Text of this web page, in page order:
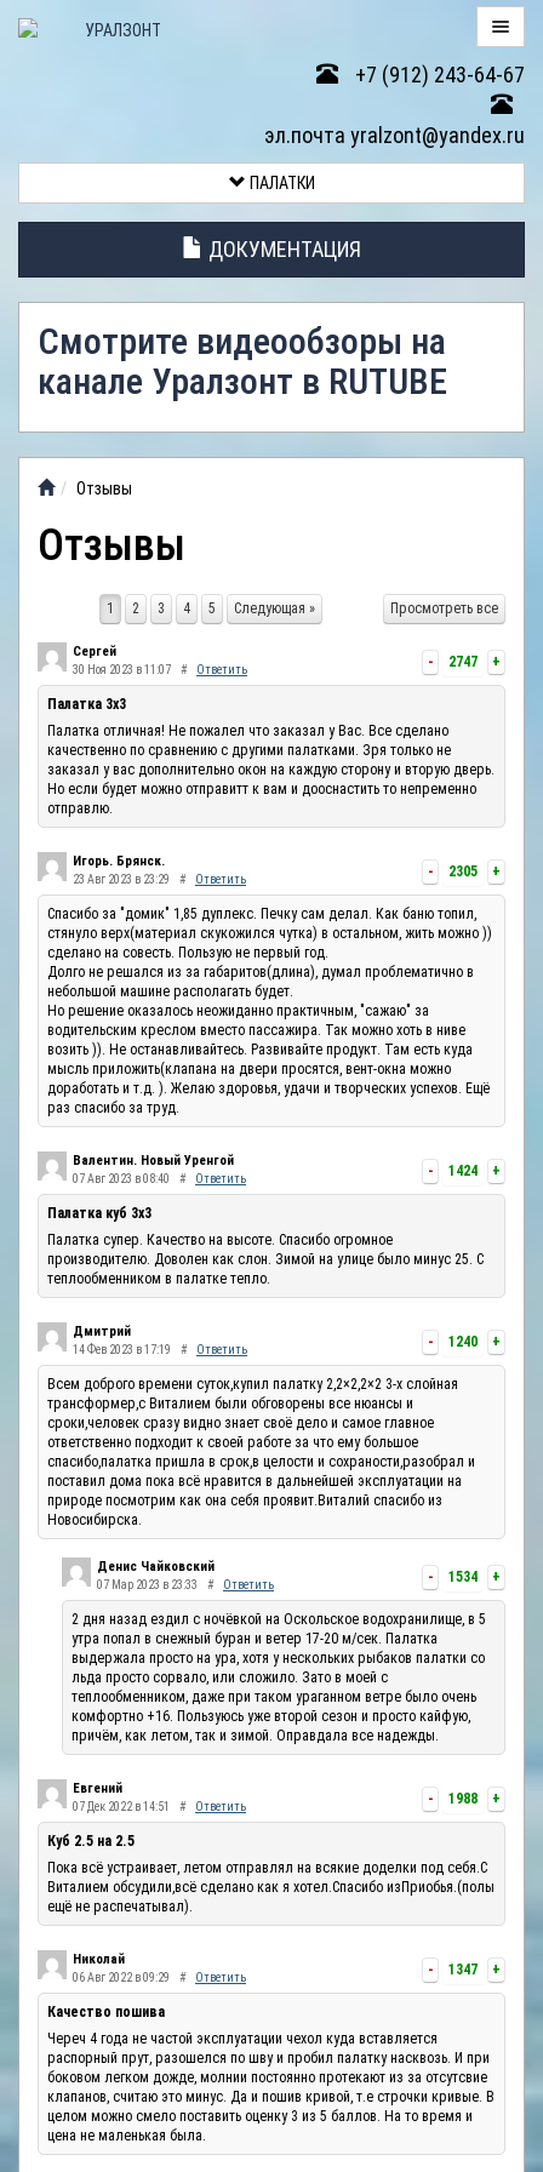
+7 (912) 243-64-67
эл.почта yralzont@yandex.ru
ТОВАРА
ПАЛАТОК
АНТИДОЖДЕВЫЕ
ТЕНТЫ
ВИДЕООБЗОР
ОТЗЫВЫ
ПАЛАТКИ
ДОКУМЕНТАЦИЯ
Смотрите видеообзоры на
канале Уралзонт в RUTUBE
Отзывы
Отзывы
Просмотреть все
1 2 3 4 5 Следующая »
- 2747 +
Сергей
30 Ноя 2023 в 11:07 # Ответить
Палатка 3х3
Палатка отличная! Не пожалел что заказал у Вас. Все сделано
качественно по сравнению с другими палатками. Зря только не
заказал у вас дополнительно окон на каждую сторону и вторую дверь.
Но если будет можно отправитт к вам и дооснастить то непременно
отправлю.
- 2305 +
Игорь. Брянск.
23 Авг 2023 в 23:29 # Ответить
Спасибо за "домик" 1,85 дуплекс. Печку сам делал. Как баню топил,
стянуло верх(материал скукожился чутка) в остальном, жить можно ))
сделано на совесть. Пользую не первый год.
Долго не решался из за габаритов(длина), думал проблематично в
небольшой машине располагать будет.
Но решение оказалось неожиданно практичным, "сажаю" за
водительским креслом вместо пассажира. Так можно хоть в ниве
возить )). Не останавливайтесь. Развивайте продукт. Там есть куда
мысль приложить(клапана на двери просятся, вент-окна можно
доработать и т.д. ). Желаю здоровья, удачи и творческих успехов. Ещё
раз спасибо за труд.
- 1424 +
Валентин. Новый Уренгой
07 Авг 2023 в 08:40 # Ответить
Палатка куб 3х3
Палатка супер. Качество на высоте. Спасибо огромное
производителю. Доволен как слон. Зимой на улице было минус 25. С
теплообменником в палатке тепло.
- 1240 +
Дмитрий
14 Фев 2023 в 17:19 # Ответить
Всем доброго времени суток,купил палатку 2,2×2,2×2 3-х слойная
трансформер,с Виталием были обговорены все нюансы и
сроки,человек сразу видно знает своё дело и самое главное
ответственно подходит к своей работе за что ему большое
спасибо,палатка пришла в срок,в целости и сохраности,разобрал и
поставил дома пока всё нравится в дальнейшей эксплуатации на
природе посмотрим как она себя проявит.Виталий спасибо из
Новосибирска.
- 1534 +
Денис Чайковский
07 Мар 2023 в 23:33 # Ответить
2 дня назад ездил с ночёвкой на Оскольское водохранилище, в 5
утра попал в снежный буран и ветер 17-20 м/сек. Палатка
выдержала просто на ура, хотя у нескольких рыбаков палатки со
льда просто сорвало, или сложило. Зато в моей с
теплообменником, даже при таком ураганном ветре было очень
комфортно +16. Пользуюсь уже второй сезон и просто кайфую,
причём, как летом, так и зимой. Оправдала все надежды.
- 1988 +
Евгений
07 Дек 2022 в 14:51 # Ответить
Куб 2.5 на 2.5
Пока всё устраивает, летом отправлял на всякие доделки под себя.С
Виталием обсудили,всё сделано как я хотел.Спасибо изПриобья.(полы
ещё не распечатывал).
- 1347 +
Николай
06 Авг 2022 в 09:29 # Ответить
Качество пошива
Череч 4 года не частой эксплуатации чехол куда вставляется
распорный прут, разошелся по шву и пробил палатку насквозь. И при
боковом легком дожде, молнии постоянно протекают из за отсутсвие
клапанов, считаю это минус. Да и пошив кривой, т.е строчки кривые. В
целом можно смело поставить оценку 3 из 5 баллов. На то время и
цена не маленькая была.